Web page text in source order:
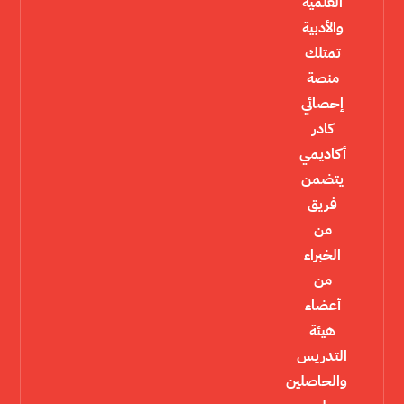
والأدبية
تمتلك
منصة
إحصائي
كادر
أكاديمي
يتضمن
فريق
من
الخبراء
من
أعضاء
هيئة
التدريس
والحاصلين